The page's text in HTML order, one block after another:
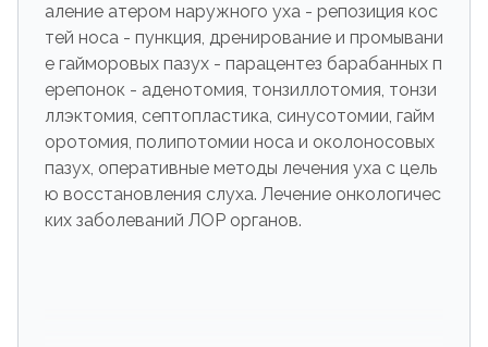
аление атером наружного уха - репозиция кос
тей носа - пункция, дренирование и промывани
е гайморовых пазух - парацентез барабанных п
ерепонок - аденотомия, тонзиллотомия, тонзи
ллэктомия, септопластика, синусотомии, гайм
оротомия, полипотомии носа и околоносовых
пазух, оперативные методы лечения уха с цель
ю восстановления слуха. Лечение онкологичес
ких заболеваний ЛОР органов.